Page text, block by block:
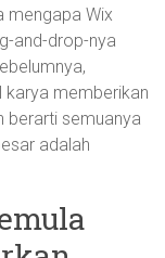
mengapa Wix
and-drop-nya
karya memberikan
berarti semuanya
adalah